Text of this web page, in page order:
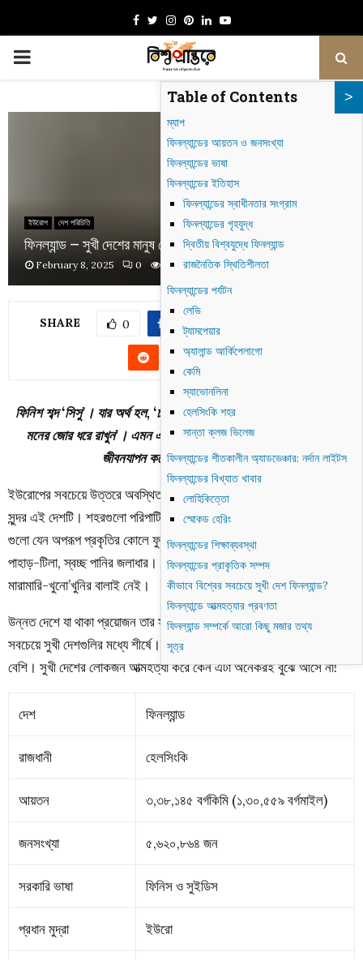
Facebook
TwitterInstagram
Pinterest
LinkedinYoutube
PRIMARY
ইউরোপ দেশ পরিচিতি
ফিনল্যান্ড – সুখী দেশের মানুষ কেন আত্মহত্যা করে?
February 8, 2025 0 826
SHARE 0
ফিনিশ শব্দ ‘সিসু’। যার অর্থ হল, ‘চলার পথে যাই আসুক না কেন, দৃঢ় উদ্যম এবং
মনের জোর ধরে রাখুন’। এমন এক দেশ, যেখানে মানুষ দৃঢ় ইচ্ছাশক্তি নিয়ে
জীবনযাপন করে। তবে এত আত্মহত্যা!
ইউরোপের সবচেয়ে উত্তরে অবস্থিত দেশগুলির একটি ফিনল্যান্ড। ছবির মতোই
সুন্দর এই দেশটি। শহরগুলো পরিপাটি, পরিচ্ছন্ন সড়ক এবং রঙিন বাড়িঘর। বাড়িঘর
গুলো যেন অপরূপ প্রকৃতির কোলে ফুটে থাকা ফুল। গাছ-গাছালি, ঝরনা, নদী,
পাহাড়-টিলা, স্বচ্ছ পানির জলাধার। মানুষের নেই কোনো অভাব-অনুযোগ।
মারামারি-খুনো’খুনির বালাই নেই।
উন্নত দেশে যা থাকা প্রয়োজন তার সবই আছে ফিনল্যান্ডে। এ কারণে তারা বিশ্বের
সবচেয়ে সুখী দেশগুলির মধ্যে শীর্ষে। তবে দেশটিতে আত্মহত্যার হার অত্যন্ত
বেশি। সুখী দেশের লোকজন আত্মহত্যা করে কেন এটা অনেকরই বুঝে আসে না!
দেশ ফিনল্যান্ড
রাজধানী হেলসিংকি
আয়তন ৩,৩৮,১৪৫ বর্গকিমি (১,৩০,৫৫৯ বর্গমাইল)
জনসংখ্যা ৫,৬২০,৮৬৪ জন
সরকারি ভাষা ফিনিস ও সুইডিস
প্রধান মুদ্রা ইউরো
Table of Contents
ম্যাপ
ফিনল্যান্ডের আয়তন ও জনসংখ্যা
ফিনল্যান্ডের ভাষা
ফিনল্যান্ডের ইতিহাস
ফিনল্যান্ডের স্বাধীনতার সংগ্রাম
ফিনল্যান্ডের গৃহযুদ্ধ
দ্বিতীয় বিশ্বযুদ্ধে ফিনল্যান্ড
রাজনৈতিক স্থিতিশীলতা
ফিনল্যান্ডের পর্যটন
লেভি
ট্যামপেয়ার
অ্যালান্ড আর্কিপেলাগো
কেমি
স্যাভোনলিনা
হেলসিংকি শহর
সান্তা ক্লজ ভিলেজ
ফিনল্যান্ডের শীতকালীন অ্যাডভেঞ্চার: নর্দান লাইটস
ফিনল্যান্ডের বিখ্যাত খাবার
লোহিকিত্তো
স্মোকড হেরিং
ফিনল্যান্ডের শিক্ষাব্যবস্থা
ফিনল্যান্ডের প্রাকৃতিক সম্পদ
কীভাবে বিশ্বের সবচেয়ে সুখী দেশ ফিনল্যান্ড?
ফিনল্যান্ডে আত্মহত্যার প্রবণতা
ফিনল্যান্ড সম্পর্কে আরো কিছু মজার তথ্য
সূত্র